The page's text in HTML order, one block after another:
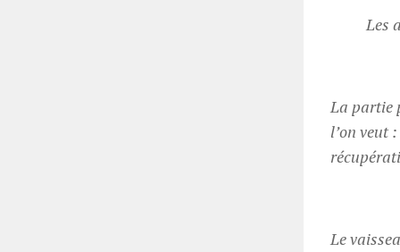
Les
La partie
l’on veut
Le